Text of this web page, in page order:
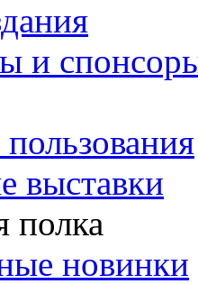
и
выставки
полка
новинки